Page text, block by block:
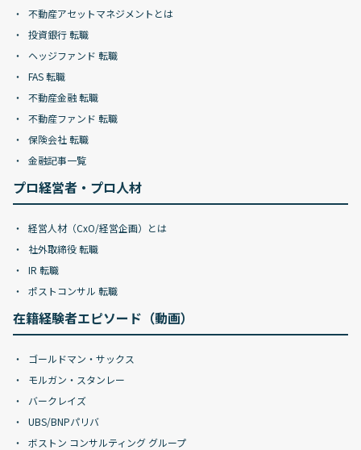
不動産アセットマネジメントとは
投資銀行 転職
ヘッジファンド 転職
FAS 転職
不動産金融 転職
不動産ファンド 転職
保険会社 転職
金融記事一覧
プロ経営者・プロ人材
経営人材（CxO/経営企画）とは
社外取締役 転職
IR 転職
ポストコンサル 転職
在籍経験者エピソード（動画）
ゴールドマン・サックス
モルガン・スタンレー
バークレイズ
UBS/BNPパリバ
ボストン コンサルティング グループ